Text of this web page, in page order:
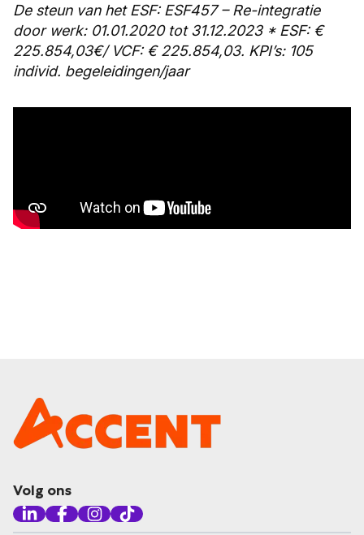
De steun van het ESF: ESF457 – Re-integratie
door werk: 01.01.2020 tot 31.12.2023 * ESF: €
225.854,03€/ VCF: € 225.854,03. KPI’s: 105
individ. begeleidingen/jaar
Volg ons